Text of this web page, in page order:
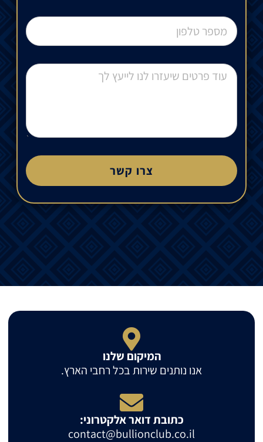
צרו קשר
המיקום שלנו
אנו נותנים שירות בכל רחבי הארץ.
כתובת דואר אלקטרוני:
contact@bullionclub.co.il